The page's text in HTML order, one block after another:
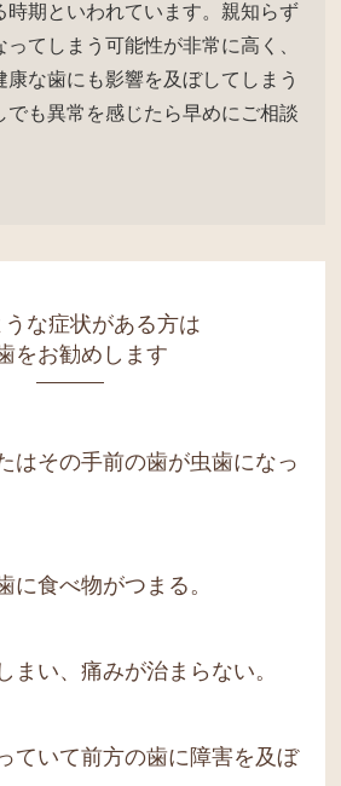
時期といわれています。親知らず
てしまう可能性が非常に高く、
な歯にも影響を及ぼしてしまう
でも異常を感じたら早めにご相談
うな症状がある方は
をお勧めします
はその手前の歯が虫歯になっ
に食べ物がつまる。
まい、痛みが治まらない。
ていて前方の歯に障害を及ぼ